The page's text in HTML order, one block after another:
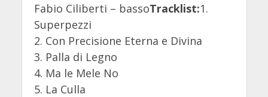
Fabio Ciliberti – bassoTracklist:1.
Superpezzi
2. Con Precisione Eterna e Divina
3. Palla di Legno
4. Ma le Mele No
5. La Culla